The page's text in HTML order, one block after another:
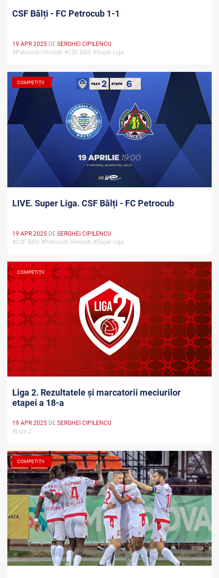
CSF Bălți - FC Petrocub 1-1
19 APR 2025 DE SERGHEI CIPILENCU
#Petrocub Hîncești #CSF Bălți #Super Liga
COMPETIȚII
LIVE. Super Liga. CSF Bălți - FC Petrocub
19 APR 2025 DE SERGHEI CIPILENCU
#CSF Bălți #Petrocub Hîncești #Super Liga
COMPETIȚII
Liga 2. Rezultatele și marcatorii meciurilor
etapei a 18-a
19 APR 2025 DE SERGHEI CIPILENCU
#Liga 2
COMPETIȚII